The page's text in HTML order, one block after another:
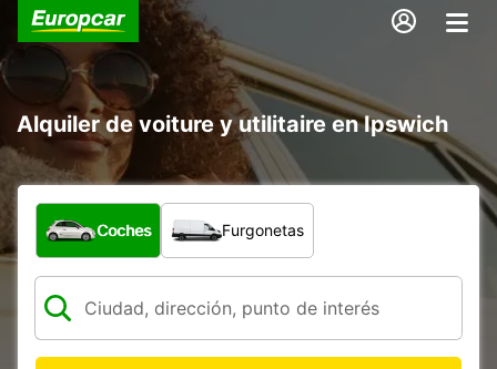
Alquiler de voiture y utilitaire en Ipswich
¿Qué tipo de vehículo?
Coches Furgonetas